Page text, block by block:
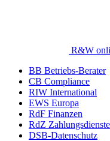
R&W
BB Betriebs-Berater
CB Compliance
RIW International
EWS Europa
RdF Finanzen
RdZ Zahlungsdienste
DSB-Datenschutz